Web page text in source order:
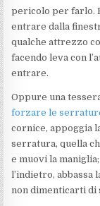
pericolo per farlo.
entrare dalla
qualche attrezzo
facendo leva con
entrare.
Oppure una
forzare le
cornice, appoggia
serratura, quella
e muovi la
l’indietro, abbassa
non dimenticarti